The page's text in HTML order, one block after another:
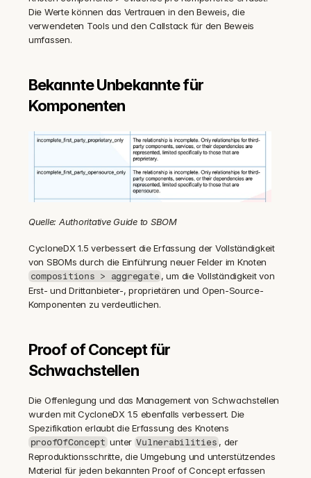
Die Werte können das Vertrauen in den Beweis, die
verwendeten Tools und den Callstack für den Beweis
umfassen.
Bekannte Unbekannte für
Komponenten
Quelle: Authoritative Guide to SBOM
CycloneDX 1.5 verbessert die Erfassung der Vollständigkeit
compositions > aggregate, um die Vollständigkeit von
Erst- und Drittanbieter-, proprietären und Open-Source-
Komponenten zu verdeutlichen.
Proof of Concept für
Schwachstellen
Die Offenlegung und das Management von Schwachstellen
wurden mit CycloneDX 1.5 ebenfalls verbessert. Die
proofOfConcept unter Vulnerabilities , der
Reproduktionsschritte, die Umgebung und unterstützendes
Material für jeden bekannten Proof of Concept erfassen